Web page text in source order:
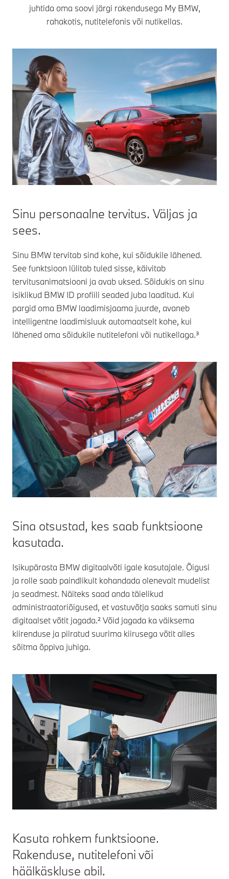
juhtida oma soovi järgi rakendusega My BMW,
rahakotis, nutitelefonis või nutikellas.
Sinu personaalne tervitus. Väljas ja
sees.
Sinu BMW tervitab sind kohe, kui sõidukile lähened.
See funktsioon lülitab tuled sisse, käivitab
tervitusanimatsiooni ja avab uksed. Sõidukis on sinu
isiklikud BMW ID profiili seaded juba laaditud. Kui
pargid oma BMW laadimisjaama juurde, avaneb
intelligentne laadimisluuk automaatselt kohe, kui
lähened oma sõidukile nutitelefoni või nutikellaga.³
Sina otsustad, kes saab funktsioone
kasutada.
Isikupärasta BMW digitaalvõti igale kasutajale. Õigusi
ja rolle saab paindlikult kohandada olenevalt mudelist
ja seadmest. Näiteks saad anda täielikud
administraatoriõigused, et vastuvõtja saaks samuti sinu
digitaalset võtit jagada.² Võid jagada ka väiksema
kiirenduse ja piiratud suurima kiirusega võtit alles
sõitma õppiva juhiga.
Kasuta rohkem funktsioone.
Rakenduse, nutitelefoni või
häälkäskluse abil.